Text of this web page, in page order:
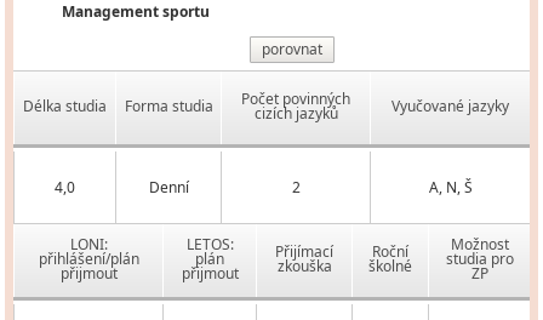
Management sportu
porovnat
Délka studia Forma studia Počet povinných
cizích jazyků Vyučované jazyky
4,0 Denní 2 A, N, Š
LONI:
přihlášení/plán
přijmout
LETOS:
plán
přijmout
Přijímací
zkouška
Roční
školné
Možnost
studia pro
ZP